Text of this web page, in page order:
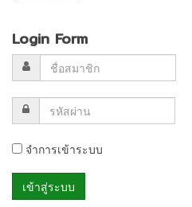
Login Form
จำการเข้าระบบ